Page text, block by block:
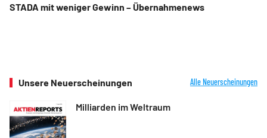
STADA mit weniger Gewinn – Übernahmenews
Unsere Neuerscheinungen Alle Neuerscheinungen
Milliarden im Weltraum